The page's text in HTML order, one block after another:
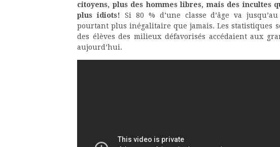
citoyens, plus des hommes libres, mais des incultes
plus idiots! Si 80 % d’une classe d’âge va
pourtant plus inégalitaire que jamais. Les statistiques
des élèves des milieux défavorisés accédaient aux
aujourd’hui.